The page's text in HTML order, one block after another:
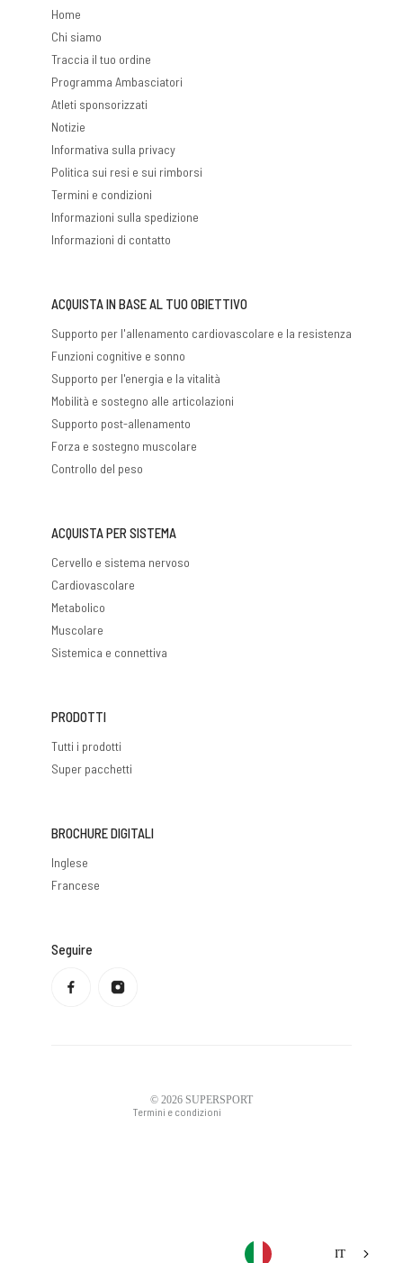
Home
Chi siamo
Traccia il tuo ordine
Programma Ambasciatori
Atleti sponsorizzati
Notizie
Informativa sulla privacy
Politica sui resi e sui rimborsi
Termini e condizioni
Informazioni sulla spedizione
Informazioni di contatto
ACQUISTA IN BASE AL TUO OBIETTIVO
Supporto per l'allenamento cardiovascolare e la resistenza
Funzioni cognitive e sonno
Supporto per l'energia e la vitalità
Mobilità e sostegno alle articolazioni
Supporto post-allenamento
Forza e sostegno muscolare
Controllo del peso
ACQUISTA PER SISTEMA
Cervello e sistema nervoso
Cardiovascolare
Metabolico
Muscolare
Sistemica e connettiva
PRODOTTI
Tutti i prodotti
Super pacchetti
BROCHURE DIGITALI
Inglese
Francese
Seguire
© 2026 SUPERSPORT
Termini e condizioni
Informativa sulla privacy
Politica di rimborso
IT